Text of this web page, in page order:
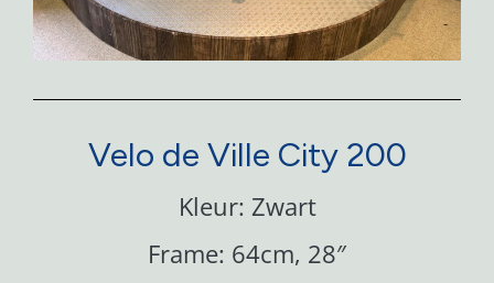
Velo de Ville City 200
Kleur: Zwart
Frame: 64cm, 28″